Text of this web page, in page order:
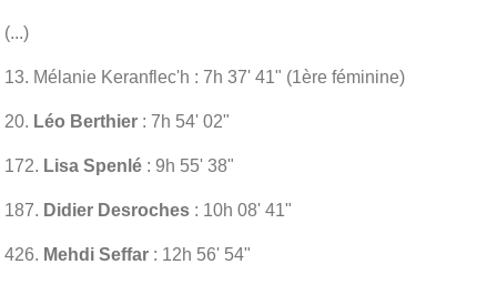
(...)
13. Mélanie Keranflec'h : 7h 37' 41" (1ère féminine)
20. Léo Berthier : 7h 54' 02"
172. Lisa Spenlé : 9h 55' 38"
187. Didier Desroches : 10h 08' 41"
426. Mehdi Seffar : 12h 56' 54"